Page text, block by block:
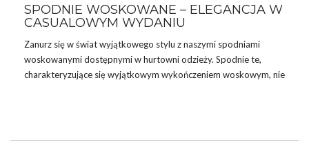
SPODNIE WOSKOWANE – ELEGANCJA W
CASUALOWYM WYDANIU
Zanurz się w świat wyjątkowego stylu z naszymi spodniami
woskowanymi dostępnymi w hurtowni odzieży. Spodnie te,
charakteryzujące się wyjątkowym wykończeniem woskowym, nie